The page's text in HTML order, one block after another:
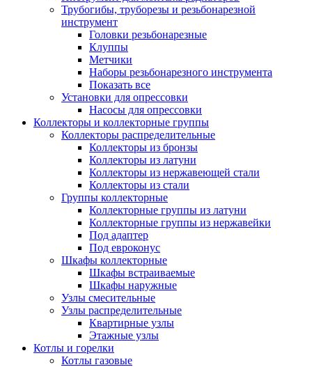
Трубогибы, труборезы и резьбонарезной
инструмент
Головки резьбонарезные
Клуппы
Метчики
Наборы резьбонарезного инструмента
Показать все
Установки для опрессовки
Насосы для опрессовки
Коллекторы и коллекторные группы
Коллекторы распределительные
Коллекторы из бронзы
Коллекторы из латуни
Коллекторы из нержавеющей стали
Коллекторы из стали
Группы коллекторные
Коллекторные группы из латуни
Коллекторные группы из нержавейки
Под адаптер
Под евроконус
Шкафы коллекторные
Шкафы встраиваемые
Шкафы наружные
Узлы смесительные
Узлы распределительные
Квартирные узлы
Этажные узлы
Котлы и горелки
Котлы газовые